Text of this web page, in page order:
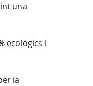
una
ecològics i
la